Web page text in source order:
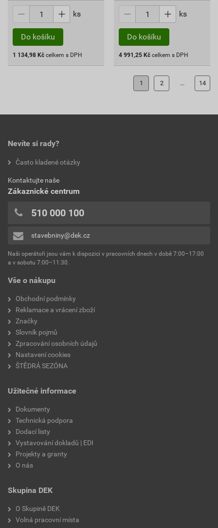
ks
Do košíku
1 134,98 Kč celkem s DPH
ks
Do košíku
4 991,25 Kč celkem s DPH
1 2 ... 14
Vše o nákupu
Obchodní podmínky
Reklamace a vrácení zboží
Značky
Slovník pojmů
Zpracování osobních údajů
Nastavení cookies
ŠTĚDRÁ SEZÓNA
Užitečné informace
Dokumenty
Technická podpora
Dodací listy
Vystavování dokladů | EDI
Projekty a granty
O nás
Skupina DEK
O Skupině DEK
Volná pracovní místa
Nevíte si rady?
Často kladené otázky
Kontaktujte naše
Zákaznické centrum
510 000 100
stavebniny@dek.cz
Naši operátoři jsou vám k dispozici v pracovních dnech v době 7:00–17:00
a v sobotu 7:00–11:30.